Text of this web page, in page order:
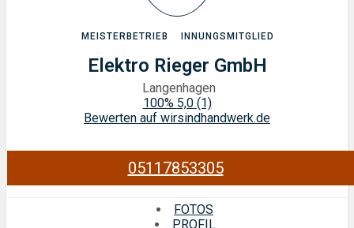
MEISTERBETRIEB INNUNGSMITGLIED
Elektro Rieger GmbH
Langenhagen
100% 5,0 (1)
Bewerten auf wirsindhandwerk.de
05117853305
FOTOS
PROFIL